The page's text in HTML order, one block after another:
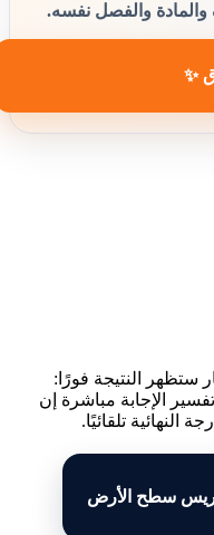
والفصل نفسه.
✨
ستظهر النتيجة فورًا:
الإجابة مباشرة إن
تلقائيًا.
سطح الأرض